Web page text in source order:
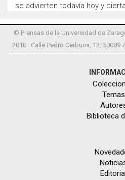
se advierten todavía hoy y
© Prensas de la Universidad de
2010 · Calle Pedro Cerbuna, 12, 50009
Temas
Biblioteca
Editorial